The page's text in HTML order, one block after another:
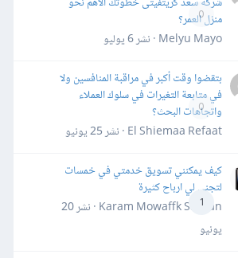
0
منزل العمر؟
Melyu Mayo · نشر
6 يوليو
0
بتقضوا وقت أكبر في مراقبة المنافسين ولا
في متابعة التغيرات في سلوك العملاء
واتجاهات البحث؟
El Shiemaa Refaat · نشر
25 يونيو
1
كيف يمكنني تسويق خدمتي في خمسات
لتجني لي ارباح كثيرة
Karam Mowaffk Sarhan · نشر
20
يونيو